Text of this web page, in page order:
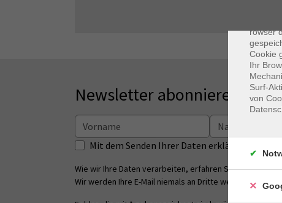
Newsletter abonnieren
Mit dem Senden Ihrer Daten erklären Sie
Wie wir Ihre Daten verarbeiten, erfahren Sie in unseren
Wir werden Ihre E-Mail niemals an Dritte weitergeben.
rowser
Cookie
Ihr
Surf-
von